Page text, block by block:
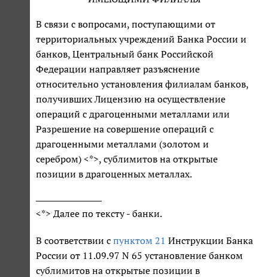
В связи с вопросами, поступающими от
территориальных учреждений Банка России и
банков, Центральный банк Российской
Федерации направляет разъяснение
относительно установления филиалам банков,
получивших Лицензию на осуществление
операций с драгоценными металлами или
Разрешение на совершение операций с
драгоценными металлами (золотом и
серебром) <*>, сублимитов на открытые
позиции в драгоценных металлах.
<*> Далее по тексту - банки.
В соответствии с пунктом 21 Инструкции Банка
России от 11.09.97 N 65 установление банком
сублимитов на открытые позиции в